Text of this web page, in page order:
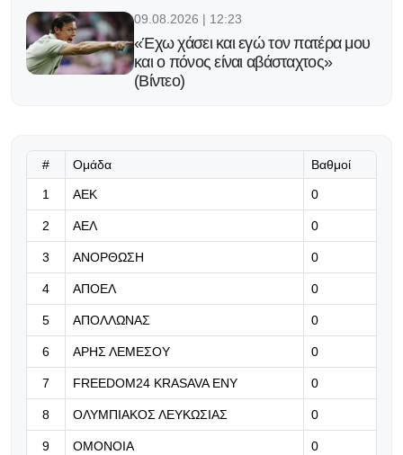
09.08.2026 | 12:23
«Έχω χάσει και εγώ τον πατέρα μου
και ο πόνος είναι αβάσταχτος»
(Βίντεο)
Αύξηση φημών για Κουαντρεντί
Περνάει ιατρικά και υπογράφει στη
Λίβερπουλ ο Αραούχο
«Μεγάλο φαβορί για τη League
Phase του Champions League η
ΑΕΚ»
# Ομάδα Βαθμοί
1 ΑΕΚ 0
2 ΑΕΛ 0
3 ΑΝΟΡΘΩΣΗ 0
4 ΑΠΟΕΛ 0
5 ΑΠΟΛΛΩΝΑΣ 0
6 ΑΡΗΣ ΛΕΜΕΣΟΥ 0
7 FREEDOM24 KRASAVA ΕΝΥ 0
8 ΟΛΥΜΠΙΑΚΟΣ ΛΕΥΚΩΣΙΑΣ 0
9 ΟΜΟΝΟΙΑ 0